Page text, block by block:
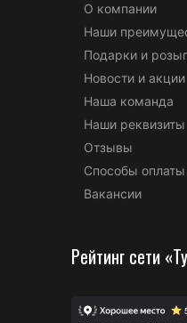
О компании
Наши
Подарки и
Новости и акции
Наша команда
Наши реквизиты
Отзывы
Способы оплаты
Вакансии
Рейтинг сети